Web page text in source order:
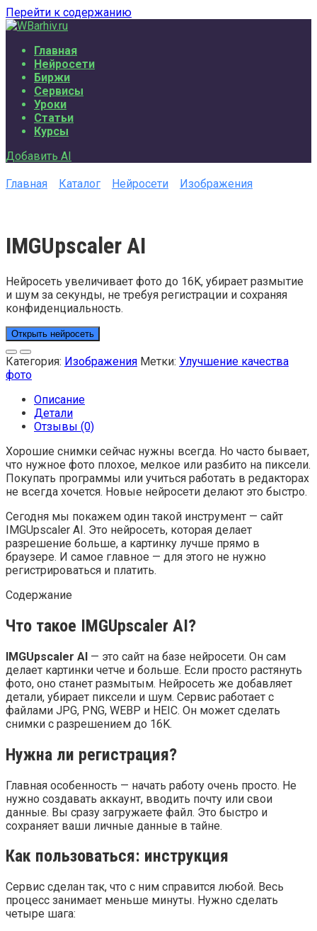
Перейти к содержанию
Главная
Нейросети
Биржи
Сервисы
Уроки
Статьи
Курсы
Добавить AI
Главная Каталог Нейросети Изображения
IMGUpscaler AI
Нейросеть увеличивает фото до 16K, убирает размытие
и шум за секунды, не требуя регистрации и сохраняя
конфиденциальность.
Открыть нейросеть
Категория: Изображения Метки: Улучшение качества
фото
Описание
Детали
Отзывы (0)
Хорошие снимки сейчас нужны всегда. Но часто бывает,
что нужное фото плохое, мелкое или разбито на пиксели.
Покупать программы или учиться работать в редакторах
не всегда хочется. Новые нейросети делают это быстро.
Сегодня мы покажем один такой инструмент — сайт
IMGUpscaler AI. Это нейросеть, которая делает
разрешение больше, а картинку лучше прямо в
браузере. И самое главное — для этого не нужно
регистрироваться и платить.
Содержание
Что такое IMGUpscaler AI?
IMGUpscaler AI — это сайт на базе нейросети. Он сам
делает картинки четче и больше. Если просто растянуть
фото, оно станет размытым. Нейросеть же добавляет
детали, убирает пиксели и шум. Сервис работает с
файлами JPG, PNG, WEBP и HEIC. Он может сделать
снимки с разрешением до 16K.
Нужна ли регистрация?
Главная особенность — начать работу очень просто. Не
нужно создавать аккаунт, вводить почту или свои
данные. Вы сразу загружаете файл. Это быстро и
сохраняет ваши личные данные в тайне.
Как пользоваться: инструкция
Сервис сделан так, что с ним справится любой. Весь
процесс занимает меньше минуты. Нужно сделать
четыре шага: